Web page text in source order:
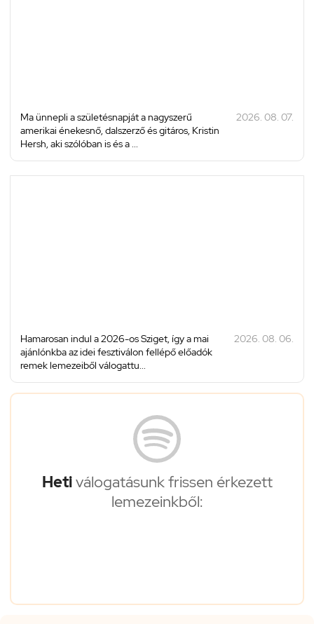
Ma ünnepli a születésnapját a nagyszerű
amerikai énekesnő, dalszerző és gitáros, Kristin
Hersh, aki szólóban is és a ...
2026. 08. 07.
Hamarosan indul a 2026-os Sziget, így a mai
ajánlónkba az idei fesztiválon fellépő előadók
remek lemezeiből válogattu...
2026. 08. 06.
Hetiválogatásunk frissen érkezett
lemezeinkből: